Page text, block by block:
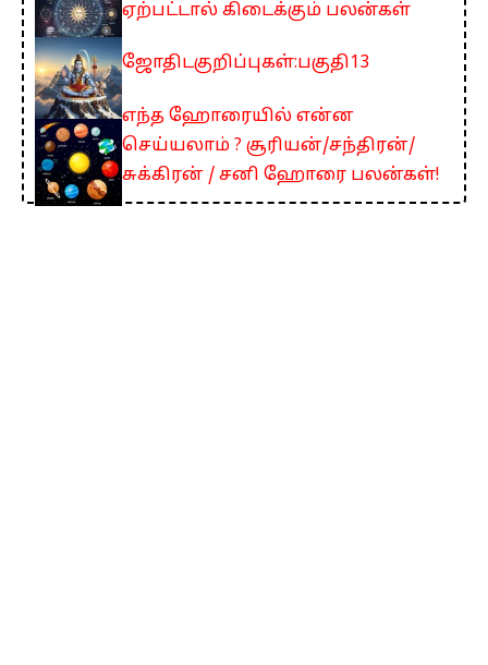
ஏற்பட்டால் கிடைக்கும் பலன்கள்
ஜோதிடகுறிப்புகள்:பகுதி13
எந்த ஹோரையில் என்ன
செய்யலாம் ? சூரியன்/சந்திரன்/
சுக்கிரன் / சனி ஹோரை பலன்கள்!